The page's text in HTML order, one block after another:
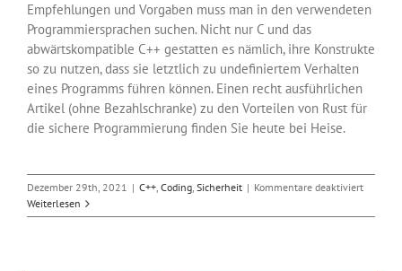
Empfehlungen und Vorgaben muss man in den verwendeten
Programmiersprachen suchen. Nicht nur C und das
abwärtskompatible C++ gestatten es nämlich, ihre Konstrukte
so zu nutzen, dass sie letztlich zu undefiniertem Verhalten
eines Programms führen können. Einen recht ausführlichen
Artikel (ohne Bezahlschranke) zu den Vorteilen von Rust für
die sichere Programmierung finden Sie heute bei Heise.
Dezember 29th, 2021 | C++, Coding, Sicherheit | Kommentare deaktiviertfür
sichere
Weiterlesen